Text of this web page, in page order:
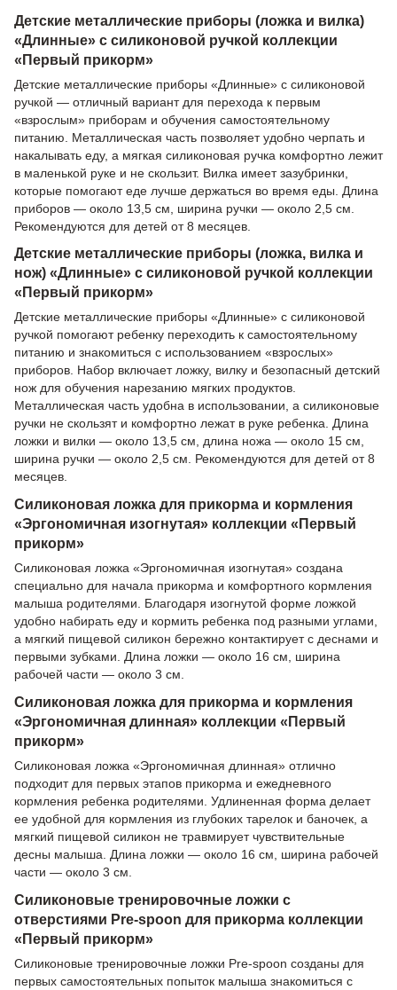
Детские металлические приборы (ложка и вилка)
«Длинные» с силиконовой ручкой коллекции
«Первый прикорм»
Детские металлические приборы «Длинные» с силиконовой
ручкой — отличный вариант для перехода к первым
«взрослым» приборам и обучения самостоятельному
питанию. Металлическая часть позволяет удобно черпать и
накалывать еду, а мягкая силиконовая ручка комфортно лежит
в маленькой руке и не скользит. Вилка имеет зазубринки,
которые помогают еде лучше держаться во время еды. Длина
приборов — около 13,5 см, ширина ручки — около 2,5 см.
Рекомендуются для детей от 8 месяцев.
Детские металлические приборы (ложка, вилка и
нож) «Длинные» с силиконовой ручкой коллекции
«Первый прикорм»
Детские металлические приборы «Длинные» с силиконовой
ручкой помогают ребенку переходить к самостоятельному
питанию и знакомиться с использованием «взрослых»
приборов. Набор включает ложку, вилку и безопасный детский
нож для обучения нарезанию мягких продуктов.
Металлическая часть удобна в использовании, а силиконовые
ручки не скользят и комфортно лежат в руке ребенка. Длина
ложки и вилки — около 13,5 см, длина ножа — около 15 см,
ширина ручки — около 2,5 см. Рекомендуются для детей от 8
месяцев.
Силиконовая ложка для прикорма и кормления
«Эргономичная изогнутая» коллекции «Первый
прикорм»
Силиконовая ложка «Эргономичная изогнутая» создана
специально для начала прикорма и комфортного кормления
малыша родителями. Благодаря изогнутой форме ложкой
удобно набирать еду и кормить ребенка под разными углами,
а мягкий пищевой силикон бережно контактирует с деснами и
первыми зубками. Длина ложки — около 16 см, ширина
рабочей части — около 3 см.
Силиконовая ложка для прикорма и кормления
«Эргономичная длинная» коллекции «Первый
прикорм»
Силиконовая ложка «Эргономичная длинная» отлично
подходит для первых этапов прикорма и ежедневного
кормления ребенка родителями. Удлиненная форма делает
ее удобной для кормления из глубоких тарелок и баночек, а
мягкий пищевой силикон не травмирует чувствительные
десны малыша. Длина ложки — около 16 см, ширина рабочей
части — около 3 см.
Силиконовые тренировочные ложки с
отверстиями Pre-spoon для прикорма коллекции
«Первый прикорм»
Силиконовые тренировочные ложки Pre-spoon созданы для
первых самостоятельных попыток малыша знакомиться с